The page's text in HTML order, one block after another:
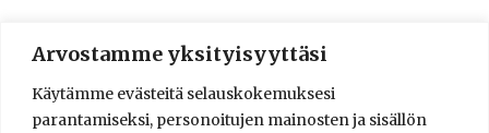
Arvostamme yksityisyyttäsi
Käytämme evästeitä selauskokemuksesi
parantamiseksi, personoitujen mainosten ja sisällön
© 2016-2025 Lassi A. Liikkanen
info@saunologia.fi